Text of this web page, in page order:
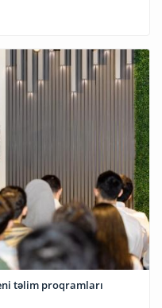
təlim proqramları